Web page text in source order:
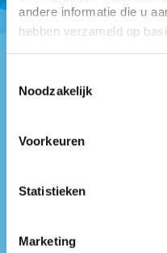
andere informatie die u
hebben verzameld op
Noodzakelijk
Voorkeuren
Statistieken
Marketing
Vragen of advies nodig?
* Mail naar
Neem contact met